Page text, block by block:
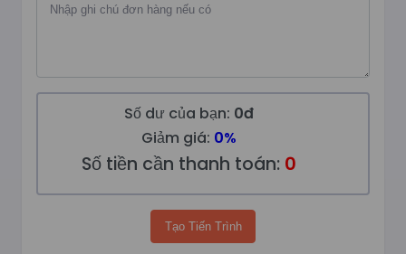
Số dư của bạn: 0đ
Giảm giá: 0%
Số tiền cần thanh toán: 0
Tạo Tiến Trình